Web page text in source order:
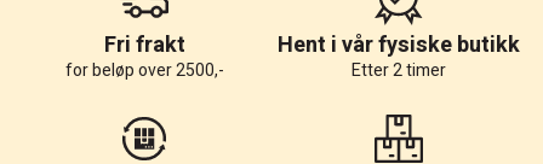
Fri frakt
for beløp over 2500,-
Hent i vår fysiske butikk
Etter 2 timer